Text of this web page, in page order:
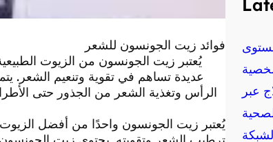
فوائد زيت الجونسون للشعر
يُعتبر زيت الجونسون من الزيوت
عديدة تساهم في تقوية وتنعيم
الرأس وتغذية الشعر من الجذور حتى
يُعتبر زيت الجونسون واحدًا من أفضل
عبر